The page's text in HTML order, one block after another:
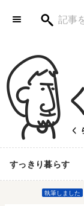
すっきり暮らす
執筆しました